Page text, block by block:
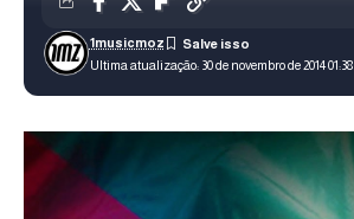
Ultima atualização: 30 de novembro de 2014 01:38
1musicmoz